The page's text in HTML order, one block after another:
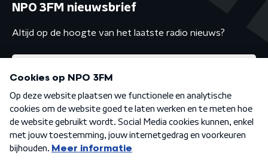
NPO 3FM nieuwsbrief
Altijd op de hoogte van het laatste radio nieuws?
Algemene voorwaarden Privacybeleid